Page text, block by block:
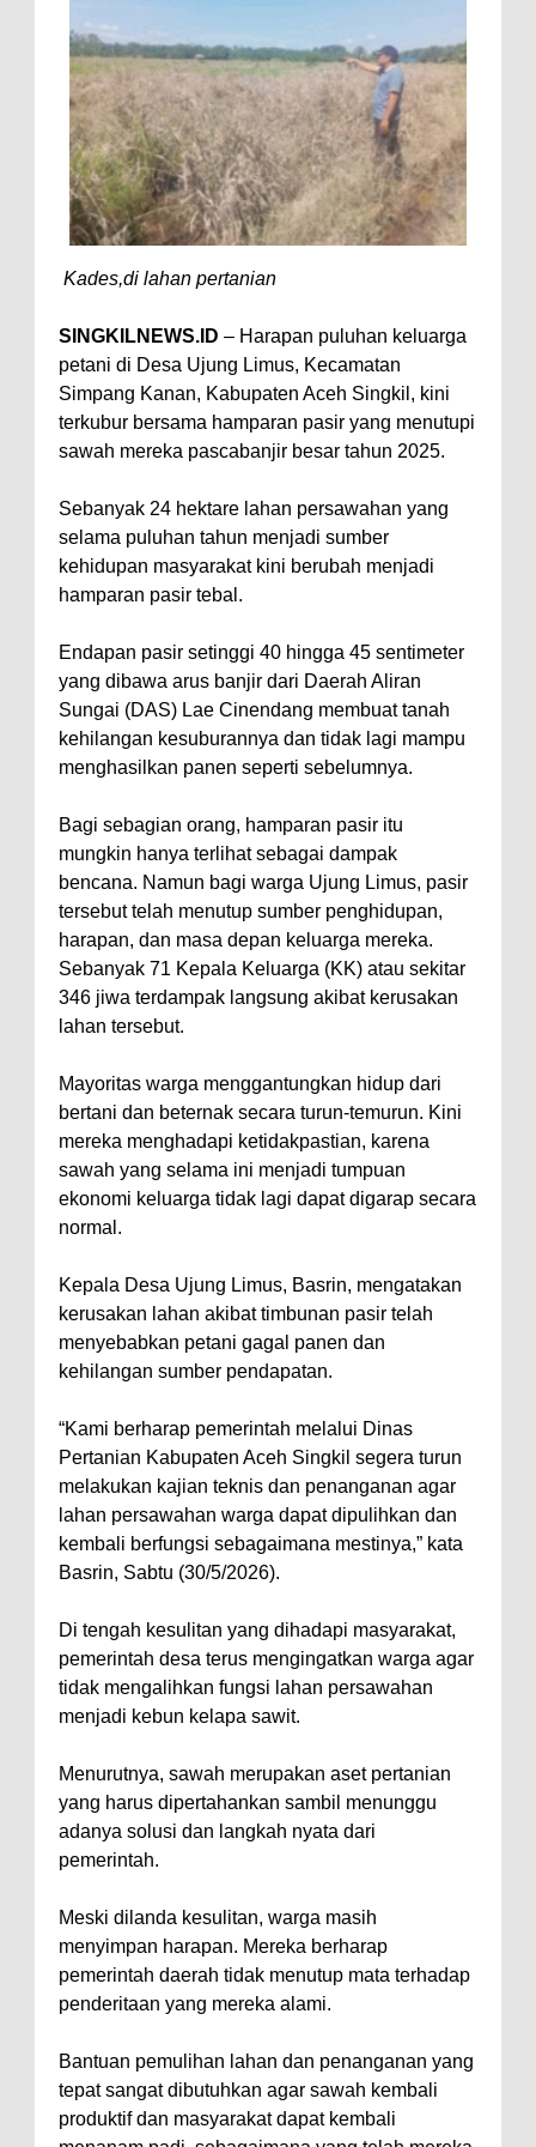
Kades,di lahan pertanian
SINGKILNEWS.ID – Harapan puluhan keluarga
petani di Desa Ujung Limus, Kecamatan
Simpang Kanan, Kabupaten Aceh Singkil, kini
terkubur bersama hamparan pasir yang menutupi
sawah mereka pascabanjir besar tahun 2025.
Sebanyak 24 hektare lahan persawahan yang
selama puluhan tahun menjadi sumber
kehidupan masyarakat kini berubah menjadi
hamparan pasir tebal.
Endapan pasir setinggi 40 hingga 45 sentimeter
yang dibawa arus banjir dari Daerah Aliran
Sungai (DAS) Lae Cinendang membuat tanah
kehilangan kesuburannya dan tidak lagi mampu
menghasilkan panen seperti sebelumnya.
Bagi sebagian orang, hamparan pasir itu
mungkin hanya terlihat sebagai dampak
bencana. Namun bagi warga Ujung Limus, pasir
tersebut telah menutup sumber penghidupan,
harapan, dan masa depan keluarga mereka.
Sebanyak 71 Kepala Keluarga (KK) atau sekitar
346 jiwa terdampak langsung akibat kerusakan
lahan tersebut.
Mayoritas warga menggantungkan hidup dari
bertani dan beternak secara turun-temurun. Kini
mereka menghadapi ketidakpastian, karena
sawah yang selama ini menjadi tumpuan
ekonomi keluarga tidak lagi dapat digarap secara
normal.
Kepala Desa Ujung Limus, Basrin, mengatakan
kerusakan lahan akibat timbunan pasir telah
menyebabkan petani gagal panen dan
kehilangan sumber pendapatan.
“Kami berharap pemerintah melalui Dinas
Pertanian Kabupaten Aceh Singkil segera turun
melakukan kajian teknis dan penanganan agar
lahan persawahan warga dapat dipulihkan dan
kembali berfungsi sebagaimana mestinya,” kata
Basrin, Sabtu (30/5/2026).
Di tengah kesulitan yang dihadapi masyarakat,
pemerintah desa terus mengingatkan warga agar
tidak mengalihkan fungsi lahan persawahan
menjadi kebun kelapa sawit.
Menurutnya, sawah merupakan aset pertanian
yang harus dipertahankan sambil menunggu
adanya solusi dan langkah nyata dari
pemerintah.
Meski dilanda kesulitan, warga masih
menyimpan harapan. Mereka berharap
pemerintah daerah tidak menutup mata terhadap
penderitaan yang mereka alami.
Bantuan pemulihan lahan dan penanganan yang
tepat sangat dibutuhkan agar sawah kembali
produktif dan masyarakat dapat kembali